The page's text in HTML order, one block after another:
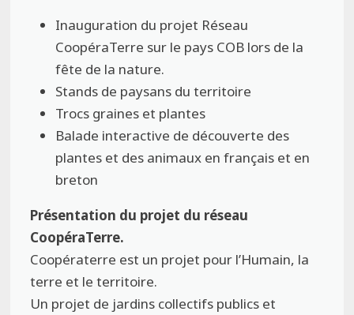
Inauguration du projet Réseau
CoopéraTerre sur le pays COB lors de la
fête de la nature.
Stands de paysans du territoire
Trocs graines et plantes
Balade interactive de découverte des
plantes et des animaux en français et en
breton
Présentation du projet du réseau
CoopéraTerre.
Coopératerre est un projet pour l’Humain, la
terre et le territoire.
Un projet de jardins collectifs publics et